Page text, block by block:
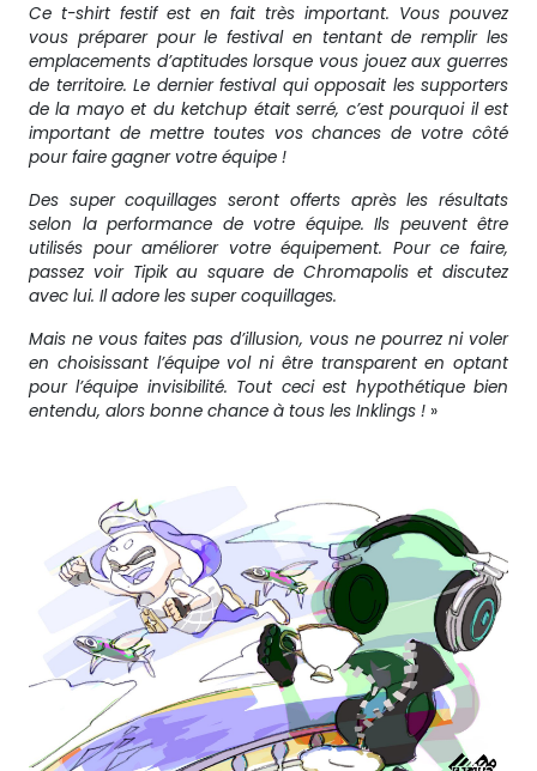
Ce t-shirt festif est en fait très important. Vous pouvez
vous préparer pour le festival en tentant de remplir les
emplacements d’aptitudes lorsque vous jouez aux guerres
de territoire. Le dernier festival qui opposait les supporters
de la mayo et du ketchup était serré, c’est pourquoi il est
important de mettre toutes vos chances de votre côté
pour faire gagner votre équipe !
Des super coquillages seront offerts après les résultats
selon la performance de votre équipe. Ils peuvent être
utilisés pour améliorer votre équipement. Pour ce faire,
passez voir Tipik au square de Chromapolis et discutez
avec lui. Il adore les super coquillages.
Mais ne vous faites pas d’illusion, vous ne pourrez ni voler
en choisissant l’équipe vol ni être transparent en optant
pour l’équipe invisibilité. Tout ceci est hypothétique bien
entendu, alors bonne chance à tous les Inklings ! »